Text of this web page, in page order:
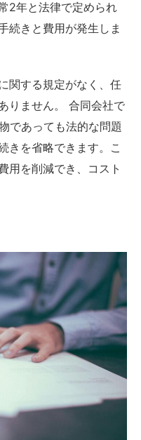
2年と法律で定められ
続きと費用が発生しま
関する規定がなく、任
りません。 合同会社で
であっても法的な問題
きを省略できます。こ
用を削減でき、コスト